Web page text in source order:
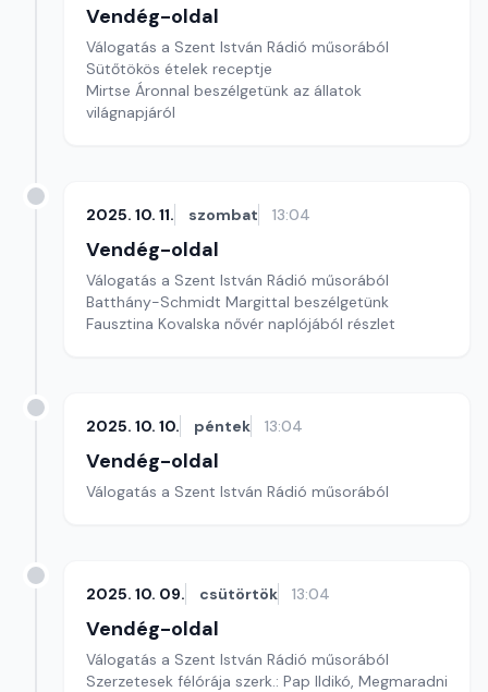
Vendég-oldal
Válogatás a Szent István Rádió műsorából
Sütőtökös ételek receptje
Mirtse Áronnal beszélgetünk az állatok
világnapjáról
2025. 10. 11. szombat 13:04
Vendég-oldal
Válogatás a Szent István Rádió műsorából
Batthány-Schmidt Margittal beszélgetünk
Fausztina Kovalska nővér naplójából részlet
2025. 10. 10. péntek 13:04
Vendég-oldal
Válogatás a Szent István Rádió műsorából
2025. 10. 09. csütörtök 13:04
Vendég-oldal
Válogatás a Szent István Rádió műsorából
Szerzetesek félórája szerk.: Pap Ildikó, Megmaradni